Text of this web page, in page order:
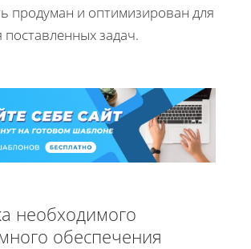
продуман и оптимизирован для
задач.
необходимого
обеспечения